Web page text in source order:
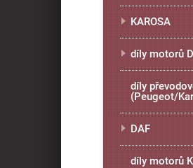
KAROSA
díly motorů
díly
(Peugeot/
DAF
díly motorů